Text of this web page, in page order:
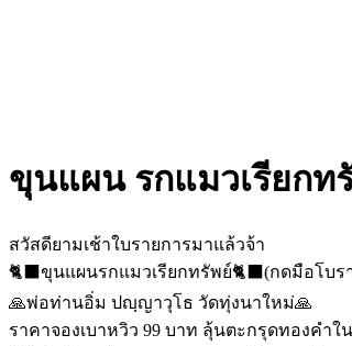
ขุนแผน รกแมวเรียกท
สวัสดียามเช้าใบรายการมาแล้วจ้า
🐈‍⬛ขุนแผนรกแมวเรียกทรัพย์🐈‍⬛(กดมือโบ
🙏พ่อท่านอิ่ม ปญฺญาวุโธ วัดทุ่งนาใหม่🙏
ราคาจองเบาหวิว 99 บาท ลุ้นตะกรุดทองคำใ